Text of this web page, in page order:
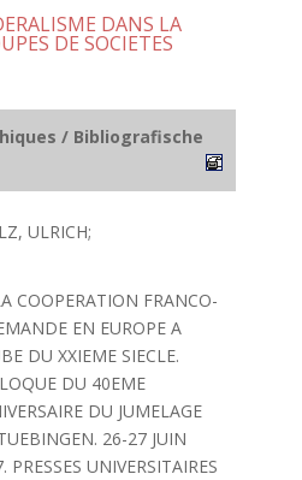
DANS LA
DE SOCIETES
/ Bibliografische
ULRICH;
COOPERATION FRANCO-
EN EUROPE A
DU XXIEME SIECLE.
DU 40EME
DU JUMELAGE
26-27 JUIN
PRESSES UNIVERSITAIRES